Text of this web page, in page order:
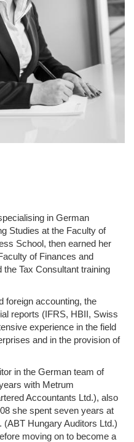
in German
Studies at the Faculty of
School, then earned her
of Finances and
Tax Consultant training
foreign accounting, the
reports (IFRS, HBII, Swiss
experience in the field
and in the provision of
in the German team of
with Metrum
Accountants Ltd.), also
she spent seven years at
Hungary Auditors Ltd.)
moving on to become a